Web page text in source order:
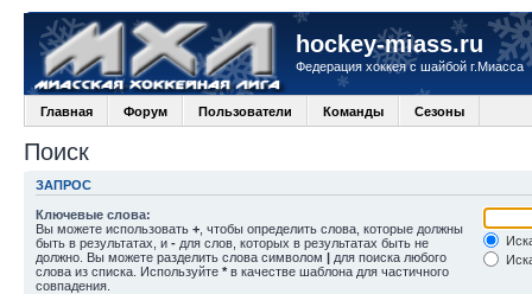
hockey-miass.ru
Федерация хоккея с шайбой г.Миасса
Главная Форум Пользователи Команды Сезоны
Поиск
ЗАПРОС
Ключевые слова:
Вы можете использовать + , чтобы определить слова, которые должны
быть в результатах, и - для слов, которых в результатах быть не
должно. Вы можете разделить слова символом | для поиска любого
слова из списка. Используйте * в качестве шаблона для частичного
совпадения.